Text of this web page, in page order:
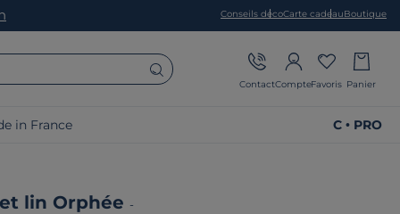
Conseils décoCarte cadeauBoutique
ContactCompteFavoris Panier
in France C • PRO
lin Orphée -